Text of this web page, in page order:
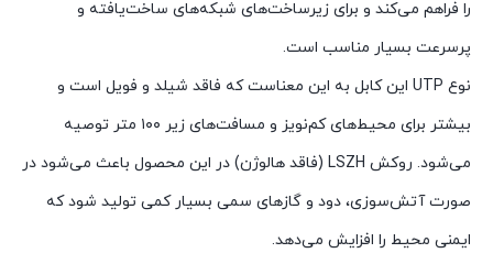
را فراهم می‌کند و برای زیرساخت‌های شبکه‌های ساخت‌یافته و
پرسرعت بسیار مناسب است.
نوع UTP این کابل به این معناست که فاقد شیلد و فویل است و
بیشتر برای محیط‌های کم‌نویز و مسافت‌های زیر ۱۰۰ متر توصیه
می‌شود. روکش LSZH (فاقد هالوژن) در این محصول باعث می‌شود در
صورت آتش‌سوزی، دود و گازهای سمی بسیار کمی تولید شود که
ایمنی محیط را افزایش می‌دهد.